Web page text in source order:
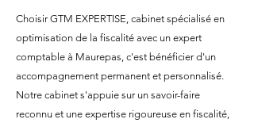
Choisir GTM EXPERTISE, cabinet spécialisé en
optimisation de la fiscalité avec un expert
comptable à Maurepas, c'est bénéficier d'un
accompagnement permanent et personnalisé.
Notre cabinet s'appuie sur un savoir-faire
reconnu et une expertise rigoureuse en fiscalité,